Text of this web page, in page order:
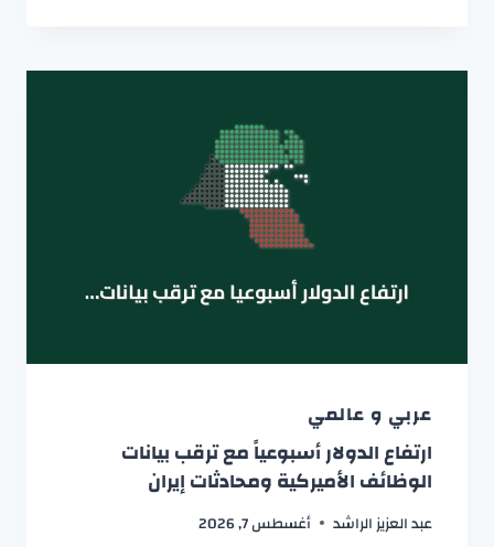
عربي و عالمي
ارتفاع الدولار أسبوعياً مع ترقب بيانات
الوظائف الأميركية ومحادثات إيران
عبد العزيز الراشد أغسطس 7, 2026